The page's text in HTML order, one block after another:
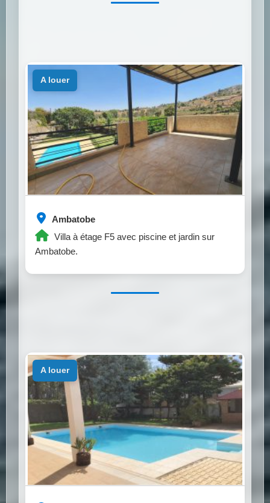
Ambatobe
Villa à étage F5 avec piscine et jardin sur
Ambatobe.
a louer
a louer